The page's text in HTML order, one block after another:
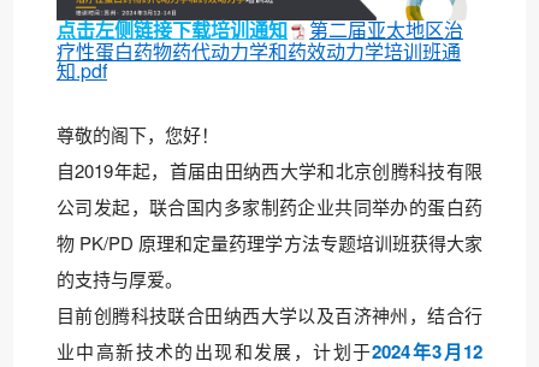
点击左侧链接下载培训通知 第二届亚太地区治
疗性蛋白药物药代动力学和药效动力学培训班通
知.pdf
尊敬的阁下，您好！
自2019年起，首届由田纳西大学和北京创腾科技有限
公司发起，联合国内多家制药企业共同举办的蛋白药
物 PK/PD 原理和定量药理学方法专题培训班获得大家
的支持与厚爱。
目前创腾科技联合田纳西大学以及百济神州，结合行
业中高新技术的出现和发展，计划于2024年3月12